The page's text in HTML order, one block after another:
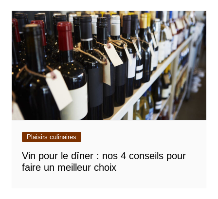
Plaisirs culinaires
Vin pour le dîner : nos 4 conseils pour
faire un meilleur choix